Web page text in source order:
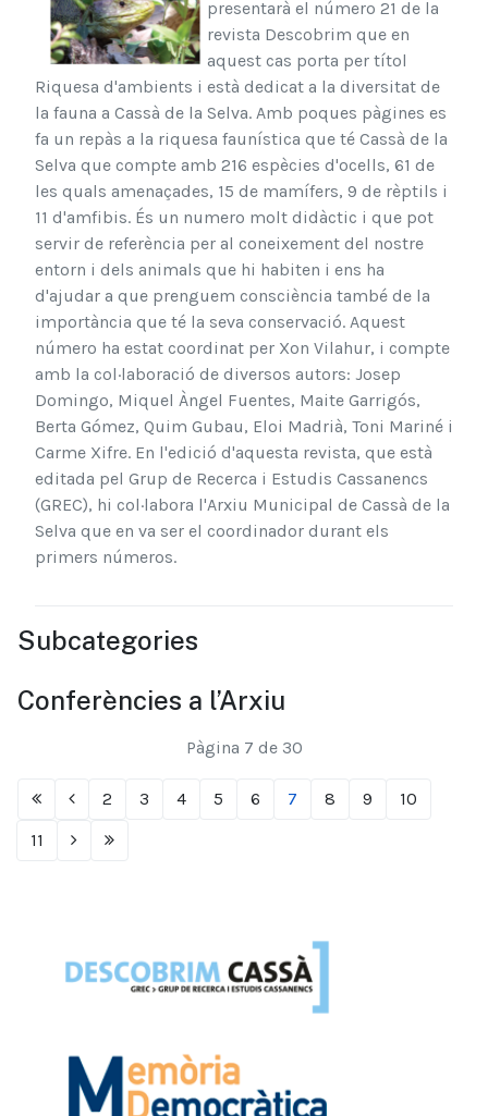
presentarà el número 21 de la
revista Descobrim que en
aquest cas porta per títol
Riquesa d'ambients i està dedicat a la diversitat de
la fauna a Cassà de la Selva. Amb poques pàgines es
fa un repàs a la riquesa faunística que té Cassà de la
Selva que compte amb 216 espècies d'ocells, 61 de
les quals amenaçades, 15 de mamífers, 9 de rèptils i
11 d'amfibis. És un numero molt didàctic i que pot
servir de referència per al coneixement del nostre
entorn i dels animals que hi habiten i ens ha
d'ajudar a que prenguem consciència també de la
importància que té la seva conservació. Aquest
número ha estat coordinat per Xon Vilahur, i compte
amb la col·laboració de diversos autors: Josep
Domingo, Miquel Àngel Fuentes, Maite Garrigós,
Berta Gómez, Quim Gubau, Eloi Madrià, Toni Mariné i
Carme Xifre. En l'edició d'aquesta revista, que està
editada pel Grup de Recerca i Estudis Cassanencs
(GREC), hi col·labora l'Arxiu Municipal de Cassà de la
Selva que en va ser el coordinador durant els
primers números.
Subcategories
Conferències a l’Arxiu
Pàgina 7 de 30
2 3 4 5 6 7 8 9
10
11